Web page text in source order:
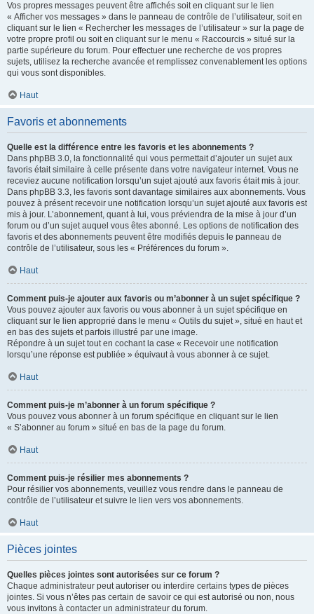
Vos propres messages peuvent être affichés soit en cliquant sur le lien
« Afficher vos messages » dans le panneau de contrôle de l’utilisateur, soit en
cliquant sur le lien « Rechercher les messages de l’utilisateur » sur la page de
votre propre profil ou soit en cliquant sur le menu « Raccourcis » situé sur la
partie supérieure du forum. Pour effectuer une recherche de vos propres
sujets, utilisez la recherche avancée et remplissez convenablement les options
qui vous sont disponibles.
Haut
Favoris et abonnements
Quelle est la différence entre les favoris et les abonnements ?
Dans phpBB 3.0, la fonctionnalité qui vous permettait d’ajouter un sujet aux
favoris était similaire à celle présente dans votre navigateur internet. Vous ne
receviez aucune notification lorsqu’un sujet ajouté aux favoris était mis à jour.
Dans phpBB 3.3, les favoris sont davantage similaires aux abonnements. Vous
pouvez à présent recevoir une notification lorsqu’un sujet ajouté aux favoris est
mis à jour. L’abonnement, quant à lui, vous préviendra de la mise à jour d’un
forum ou d’un sujet auquel vous êtes abonné. Les options de notification des
favoris et des abonnements peuvent être modifiés depuis le panneau de
contrôle de l’utilisateur, sous les « Préférences du forum ».
Haut
Comment puis-je ajouter aux favoris ou m’abonner à un sujet spécifique ?
Vous pouvez ajouter aux favoris ou vous abonner à un sujet spécifique en
cliquant sur le lien approprié dans le menu « Outils du sujet », situé en haut et
en bas des sujets et parfois illustré par une image.
Répondre à un sujet tout en cochant la case « Recevoir une notification
lorsqu’une réponse est publiée » équivaut à vous abonner à ce sujet.
Haut
Comment puis-je m’abonner à un forum spécifique ?
Vous pouvez vous abonner à un forum spécifique en cliquant sur le lien
« S’abonner au forum » situé en bas de la page du forum.
Haut
Comment puis-je résilier mes abonnements ?
Pour résilier vos abonnements, veuillez vous rendre dans le panneau de
contrôle de l’utilisateur et suivre le lien vers vos abonnements.
Haut
Pièces jointes
Quelles pièces jointes sont autorisées sur ce forum ?
Chaque administrateur peut autoriser ou interdire certains types de pièces
jointes. Si vous n’êtes pas certain de savoir ce qui est autorisé ou non, nous
vous invitons à contacter un administrateur du forum.